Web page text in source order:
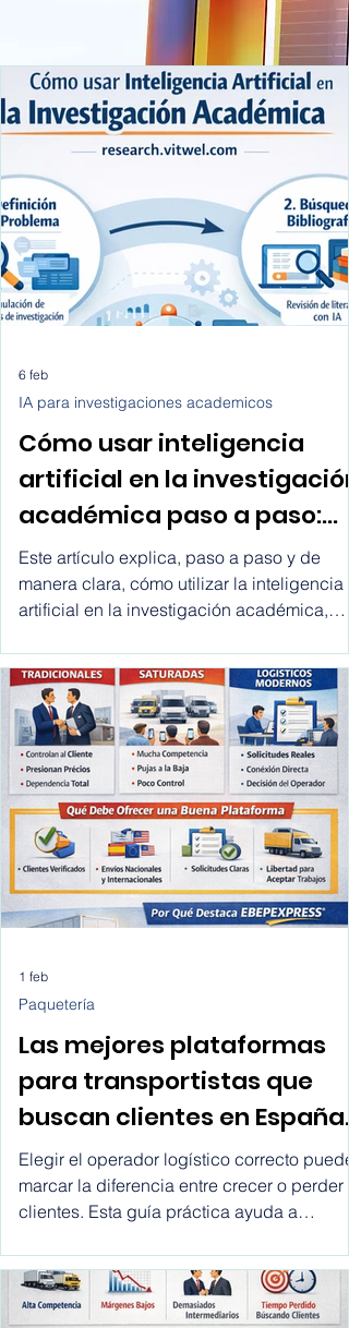
Cómo usar inteligencia
artificial en la investigación
académica paso a paso:
cómo utilizar la inteligencia
artificial en la investigacion
academica
Este artículo explica, paso a paso y de
manera clara, cómo utilizar la inteligencia
artificial en la investigación académica,
desde la definición del tema hasta la
redacción final, incluyendo buenas
prácticas, errores comunes y
recomendaciones para investigadores,
estudiantes de posgrado y académicos.
IA para investigaciones academicos
Las mejores plataformas
para transportistas que
buscan clientes en España,
Chile, México, USA,
Colombia, Argentina, Peru,
etc.
Elegir el operador logístico correcto puede
marcar la diferencia entre crecer o perder
clientes. Esta guía práctica ayuda a
ecommerce y empresas a comparar
transportistas, entender sus opciones y
Paquetería